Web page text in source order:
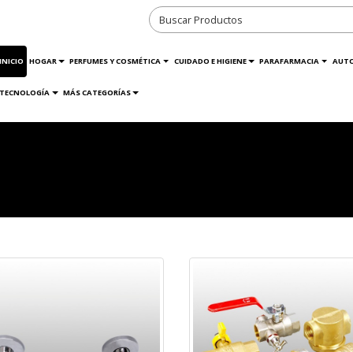
INICIO HOGAR PERFUMES Y COSMÉTICA CUIDADO E HIGIENE PARAFARMACIA
TECNOLOGÍA MÁS CATEGORÍAS